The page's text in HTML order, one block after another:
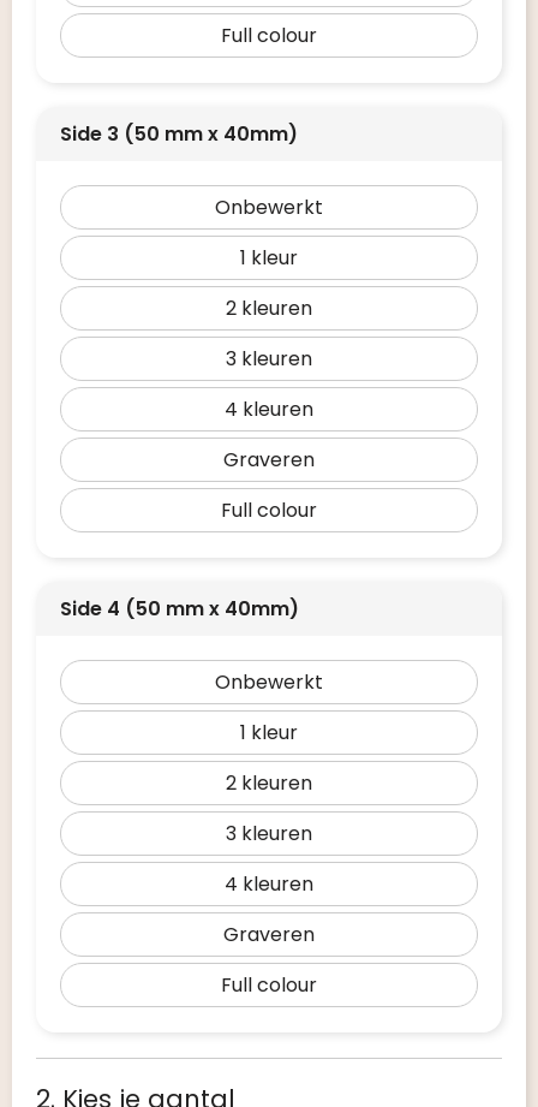
Full colour
Side 3 (50 mm x 40mm)
Onbewerkt
1
2
3
4
Graveren
Full colour
Side 4 (50 mm x 40mm)
Onbewerkt
1
2
3
4
Graveren
Full colour
2. Kies je aantal